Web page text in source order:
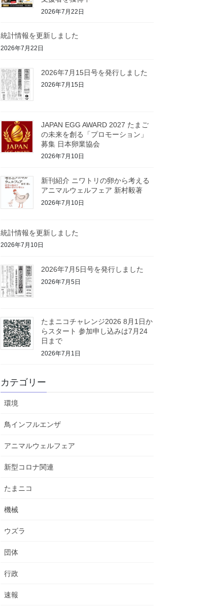
2026年7月22日
統計情報を更新しました
2026年7月22日
2026年7月15日号を発行しました
2026年7月15日
JAPAN EGG AWARD 2027 たまご
の未来を創る「プロモーション」
募集 日本卵業協会
2026年7月10日
新刊紹介 ニワトリの卵から考える
アニマルウェルフェア 新村毅著
2026年7月10日
統計情報を更新しました
2026年7月10日
2026年7月5日号を発行しました
2026年7月5日
たまニコチャレンジ2026 8月1日か
らスタート 参加申し込みは7月24
日まで
2026年7月1日
カテゴリー
環境
鳥インフルエンザ
アニマルウェルフェア
新型コロナ関連
たまニコ
機械
ウズラ
団体
行政
速報